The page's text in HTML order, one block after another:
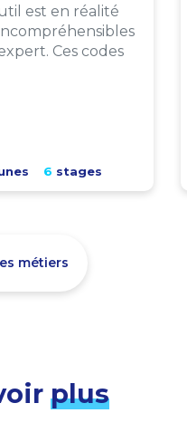
est en réalité
Ces codes
6 stages
métiers
plus